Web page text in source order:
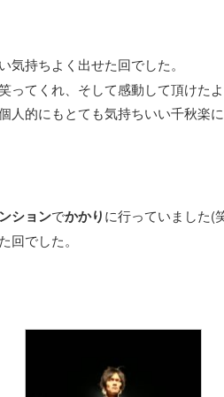
気持ちよく出せた回でした。
てくれ、そして感動して頂けたよ
的にもとても気持ちいい千秋楽に
ションでかかりに行っていました(笑
でした。